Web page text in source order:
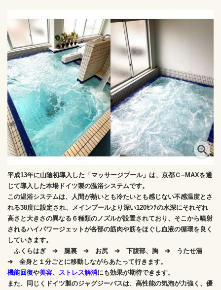
平成13年に山陰初導入した「マッサージプール」は、京都Ｃ−MAXを通
じて導入した本場ドイツ製の温浴システムです。
この温浴システムは、人間が熱いとも冷たいとも感じない不感温度とさ
れる38度に設定され、メインプールより深い120ｾﾝﾁの水深にそれぞれ
高さと大きさの異なる６種類のノズルが設置されており、そこから噴射
されるハイパワージェットが各部の筋肉や筋をほぐし血液の循環を良く
していきます。
ふくらはぎ ➔ 腿裏 ➔ お尻 ➔ 下腹部、胸 ➔ うたせ湯
➔ 全身と１分ごとに移動しながらあたって行きます。
機能回復や美容、 ストレス解消にも効果が期待できます。
また、同じくドイツ製のジャグジーバスは、高性能の気泡が力強く、優